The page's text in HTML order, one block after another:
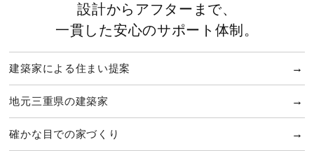
設計からアフターまで、
一貫した安心のサポート体制。
建築家による住まい提案
地元三重県の建築家
確かな目での家づくり